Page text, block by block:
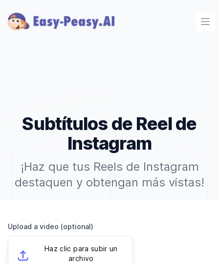
Subtítulos de Reel de
Instagram
¡Haz que tus Reels de Instagram
destaquen y obtengan más vistas!
Upload a video (optional)
Haz clic para subir un
archivo